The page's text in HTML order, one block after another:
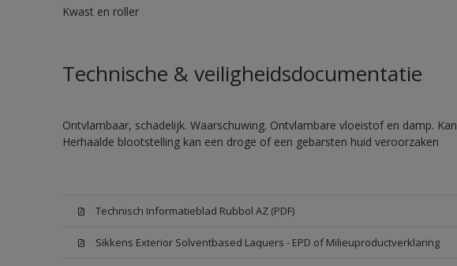
Kwast en roller
Technische & veiligheidsdocumentatie
Ontvlambaar, schadelijk. Waarschuwing. Ontvlambare vloeistof en damp.
Herhaalde blootstelling kan een droge of een gebarsten huid veroorzaken
Technisch Informatieblad Rubbol AZ (PDF)
Sikkens Exterior Solventbased Laquers - EPD of Milieuproductverklaring